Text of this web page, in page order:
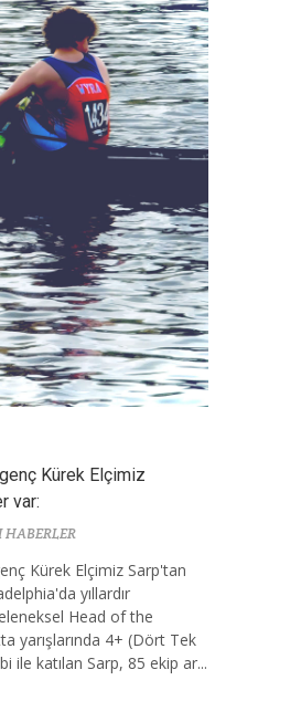
Kürek Elçimiz
var:
HABERLER
Kürek Elçimiz Sarp'tan
yıllardır
Head of the
yarışlarında 4+ (Dört Tek
ile katılan Sarp, 85 ekip ar...